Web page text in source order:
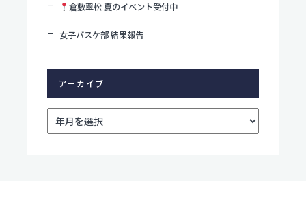
倉敷翠松 夏のイベント受付中
女子バスケ部 結果報告
アーカイブ